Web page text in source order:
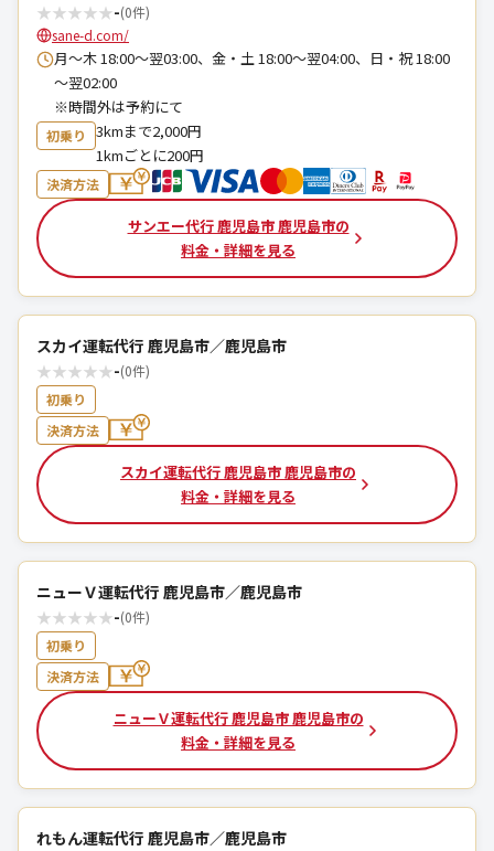
★★★★★-(0件)
sane-d.com/
月～木 18:00～翌03:00、金・土 18:00～翌04:00、日・祝 18:00
～翌02:00
※時間外は予約にて
初乗り
3kmまで2,000円
1kmごとに200円
決済方法
サンエー代行 鹿児島市 鹿児島市の
料金・詳細を見る
スカイ運転代行 鹿児島市／鹿児島市
★★★★★-(0件)
初乗り
決済方法
スカイ運転代行 鹿児島市 鹿児島市の
料金・詳細を見る
ニューＶ運転代行 鹿児島市／鹿児島市
★★★★★-(0件)
初乗り
決済方法
ニューＶ運転代行 鹿児島市 鹿児島市の
料金・詳細を見る
れもん運転代行 鹿児島市／鹿児島市